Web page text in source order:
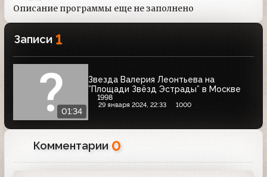
Описание программы еще не заполнено
Записи 1
01:34
Звезда Валерия Леонтьева на
”Площади Звёзд Эстрады” в Москве
1998
29 января 2024, 22:33 1000
Комментарии 0